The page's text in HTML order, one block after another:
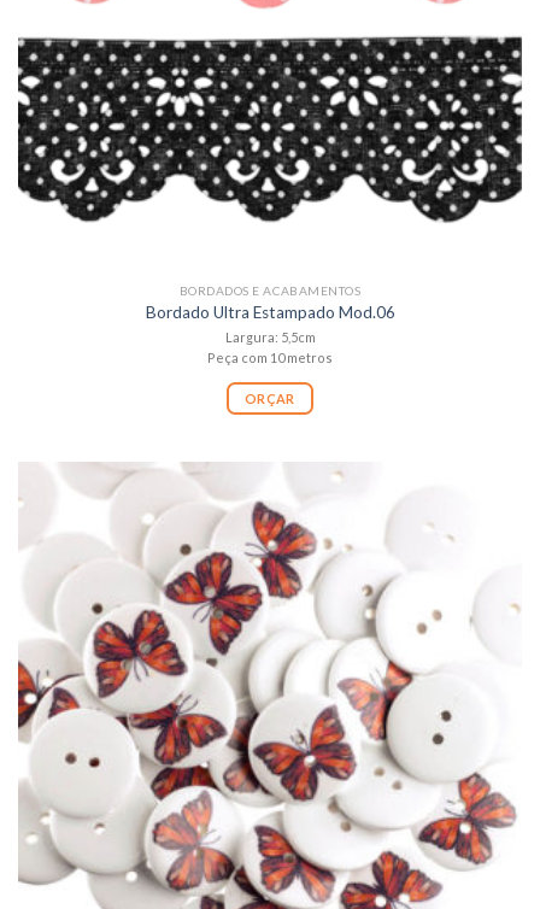
BORDADOS E ACABAMENTOS
Bordado Ultra Estampado Mod.06
Largura: 5,5cm
Peça com 10 metros
ORÇAR